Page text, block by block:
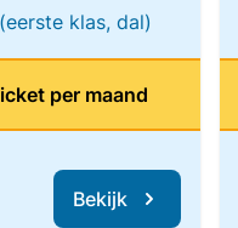
(eerste klas, dal)
per maand
Bekijk